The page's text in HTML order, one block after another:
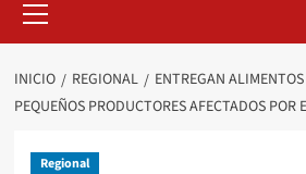
primario
INICIO REGIONAL
ENTREGAN
PEQUEÑOS PRODUCTORES AFECTADOS POR
Regional